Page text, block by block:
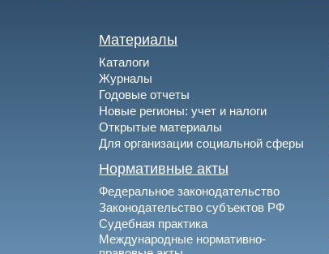
Материалы
Каталоги
Журналы
Годовые отчеты
Новые регионы: учет и налоги
Открытые материалы
Для организации социальной сферы
Нормативные акты
Федеральное законодательство
Законодательство субъектов РФ
Судебная практика
Международные нормативно-